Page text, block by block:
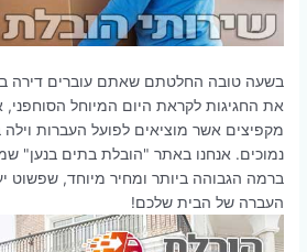
בשעה טובה החלטתם שאתם עוברים דירה
את החגיגות לקראת היום המיוחל
מקפיצים אשר מוציאים לפועל העברות וילה
נמוכים. אנחנו באתר "הובלת בתים בנען"
ברמה הגבוהה ביותר ומחיר מיוחד, שפשוט
העברה של הבית שלכם!